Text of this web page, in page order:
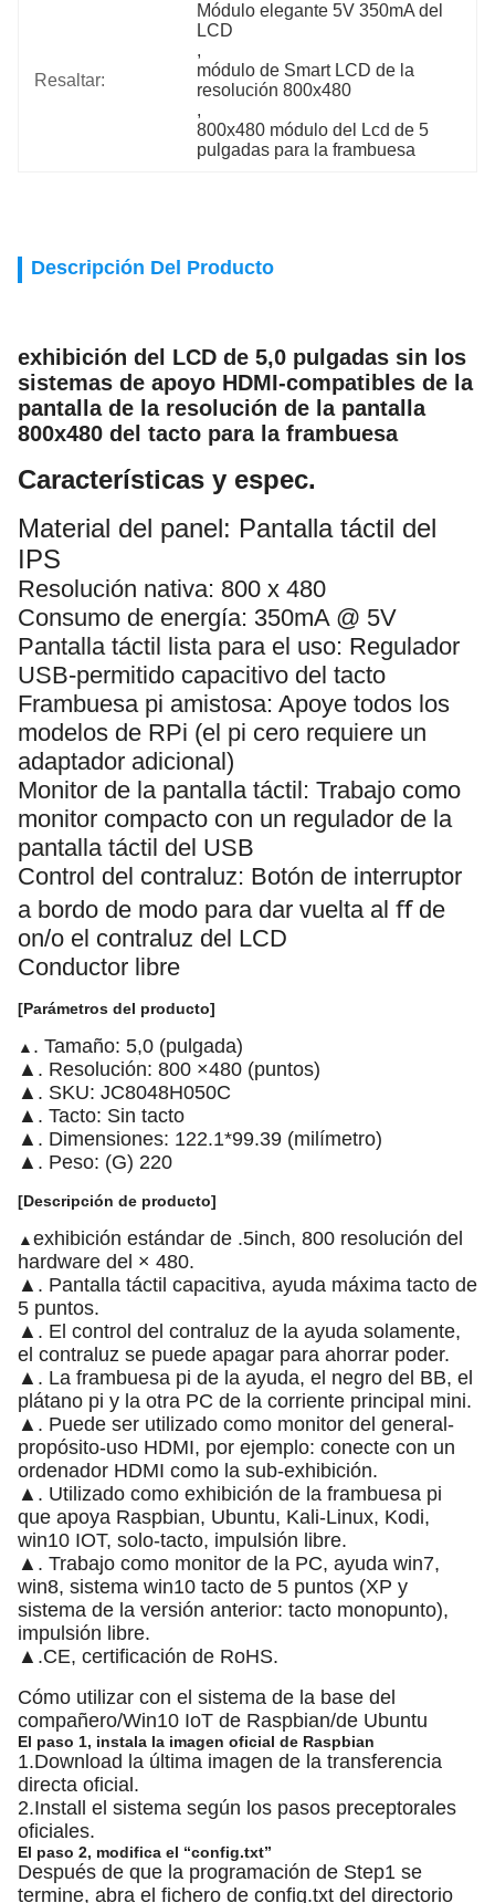
Resaltar:
Módulo elegante 5V 350mA del
LCD
,
módulo de Smart LCD de la
resolución 800x480
,
800x480 módulo del Lcd de 5
pulgadas para la frambuesa
Descripción Del Producto
exhibición del LCD de 5,0 pulgadas sin los
sistemas de apoyo HDMI-compatibles de la
pantalla de la resolución de la pantalla
800x480 del tacto para la frambuesa
Características y espec.
Material del panel: Pantalla táctil del
IPS
Resolución nativa: 800 x 480
Consumo de energía: 350mA @ 5V
Pantalla táctil lista para el uso: Regulador
USB-permitido capacitivo del tacto
Frambuesa pi amistosa: Apoye todos los
modelos de RPi (el pi cero requiere un
adaptador adicional)
Monitor de la pantalla táctil: Trabajo como
monitor compacto con un regulador de la
pantalla táctil del USB
Control del contraluz: Botón de interruptor
a bordo de modo para dar vuelta al ﬀ de
on/o el contraluz del LCD
Conductor libre
[Parámetros del producto]
▲ . Tamaño: 5,0 (pulgada)
▲. Resolución: 800 ×480 (puntos)
▲. SKU: JC8048H050C
▲. Tacto: Sin tacto
▲. Dimensiones: 122.1*99.39 (milímetro)
▲. Peso: (G) 220
[Descripción de producto]
▲exhibición estándar de .5inch, 800 resolución del
hardware del × 480.
▲. Pantalla táctil capacitiva, ayuda máxima tacto de
5 puntos.
▲. El control del contraluz de la ayuda solamente,
el contraluz se puede apagar para ahorrar poder.
▲. La frambuesa pi de la ayuda, el negro del BB, el
plátano pi y la otra PC de la corriente principal mini.
▲. Puede ser utilizado como monitor del general-
propósito-uso HDMI, por ejemplo: conecte con un
ordenador HDMI como la sub-exhibición.
▲. Utilizado como exhibición de la frambuesa pi
que apoya Raspbian, Ubuntu, Kali-Linux, Kodi,
win10 IOT, solo-tacto, impulsión libre.
▲. Trabajo como monitor de la PC, ayuda win7,
win8, sistema win10 tacto de 5 puntos (XP y
sistema de la versión anterior: tacto monopunto),
impulsión libre.
▲.CE, certificación de RoHS.
Cómo utilizar con el sistema de la base del
compañero/Win10 IoT de Raspbian/de Ubuntu
El paso 1, instala la imagen oficial de Raspbian
1.Download la última imagen de la transferencia
directa oficial.
2.Install el sistema según los pasos preceptorales
oficiales.
El paso 2, modifica el “config.txt”
Después de que la programación de Step1 se
termine, abra el fichero de config.txt del directorio